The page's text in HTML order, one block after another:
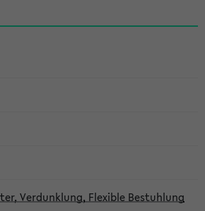
Verdunklung, Flexible Bestuhlung